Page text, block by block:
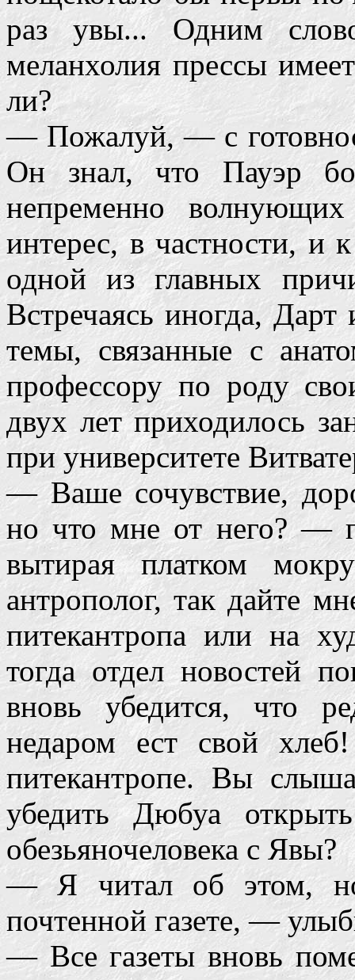
раз увы... Одним
меланхолия прессы
ли?
— Пожалуй, — с
Он знал, что Пауэр
непременно
интерес, в частности, и
одной из главных
Встречаясь иногда,
темы, связанные с
профессору по роду
двух лет приходилось
при университете
— Ваше сочувствие,
но что мне от него? —
вытирая платком
антрополог, так дайте
питекантропа или на
тогда отдел новостей
вновь убедится, что
недаром ест свой
питекантропе. Вы
убедить Дюбуа
обезьяночеловека с Явы?
— Я читал об этом,
почтенной газете, —
— Все газеты вновь